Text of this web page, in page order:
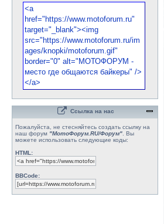
Ссылка на нас
Пожалуйста, не стесняйтесь создать ссылку на
наш форум "МотоФорум.RU/Форум" . Вы
можете использовать следующие коды:
HTML:
BBCode: